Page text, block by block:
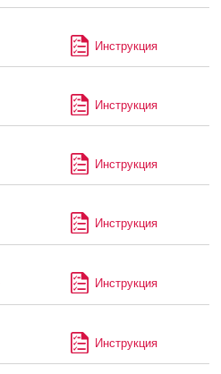
Инструкция
Инструкция
Инструкция
Инструкция
Инструкция
Инструкция